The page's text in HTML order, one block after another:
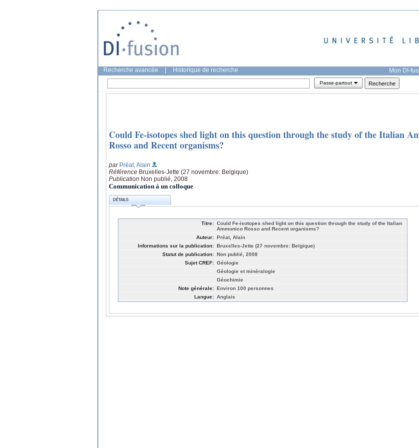
Recherche avancée Historique de recherche Mon DI-
Passe-partout
Could Fe-isotopes shed light on this question through the study of the Italian
Rosso and Recent organisms?
par Préat, Alain
Référence Bruxelles-Jette (27 novembre: Belgique)
Publication Non publié, 2008
Communication à un colloque
DÉTAILS
Titre: Could Fe-isotopes shed light on this question through the study of the Italian
Ammonico Rosso and Recent organisms?
Auteur: Préat, Alain
Informations sur la publication: Bruxelles-Jette (27 novembre: Belgique)
Statut de publication: Non publié, 2008
Sujet CREF: Géologie
Géologie et minéralogie
Géochimie
Note générale: Environ 100 personnes
Langue: Anglais